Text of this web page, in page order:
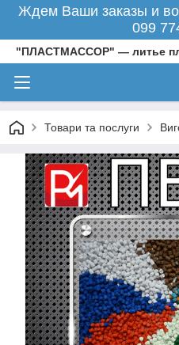
Ждем Ваши заказы и
099
"ПЛАСТМАССОР" — литье
Товари та послуги